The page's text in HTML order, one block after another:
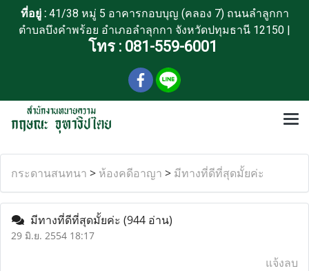
ที่อยู่ :41/38 หมู่ 5 อาคารกอบบุญ (คลอง 7) ถนนลำลูกกา
ตำบลบึงคำพร้อย อำเภอลำลุกกา จังหวัดปทุมธานี 12150 |
โทร : 081-559-6001
กระดานสนทนา > ห้องคดีอาญา > มีทางที่ดีที่สุดมั้ยค่ะ
มีทางที่ดีที่สุดมั้ยค่ะ (944 อ่าน)
29 มิ.ย. 2554 18:17
แจ้งลบ